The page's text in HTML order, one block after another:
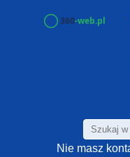
Nie masz